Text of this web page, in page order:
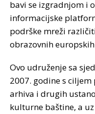
bavi se izgradnjom i
informacijske
podrške mreži
obrazovnih
Ovo udruženje sa
2007. godine s
arhiva i drugih
kulturne baštine, a